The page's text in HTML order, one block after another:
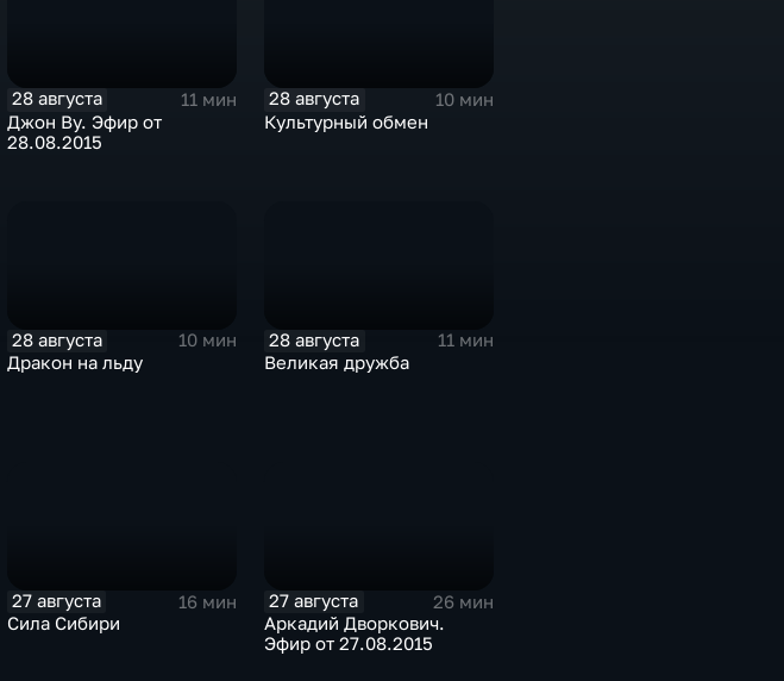
28 августа
11 мин
Джон Ву. Эфир от
28.08.2015
28 августа
10 мин
Культурный обмен
28 августа
10 мин
Дракон на льду
28 августа
11 мин
Великая дружба
27 августа
16 мин
Сила Сибири
27 августа
26 мин
Аркадий Дворкович.
Эфир от 27.08.2015